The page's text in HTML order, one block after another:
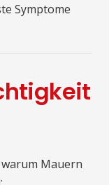
Symptome
Mauern